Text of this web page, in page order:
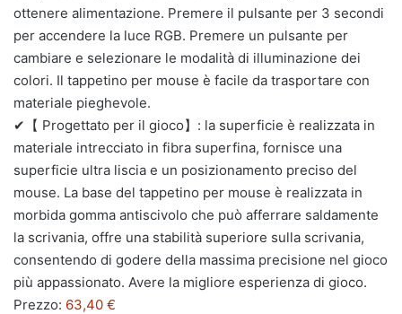
ottenere alimentazione. Premere il pulsante per 3 secondi
per accendere la luce RGB. Premere un pulsante per
cambiare e selezionare le modalità di illuminazione dei
colori. Il tappetino per mouse è facile da trasportare con
materiale pieghevole.
✔【 Progettato per il gioco】: la superficie è realizzata in
materiale intrecciato in fibra superfina, fornisce una
superficie ultra liscia e un posizionamento preciso del
mouse. La base del tappetino per mouse è realizzata in
morbida gomma antiscivolo che può afferrare saldamente
la scrivania, offre una stabilità superiore sulla scrivania,
consentendo di godere della massima precisione nel gioco
più appassionato. Avere la migliore esperienza di gioco.
Prezzo: 63,40 €